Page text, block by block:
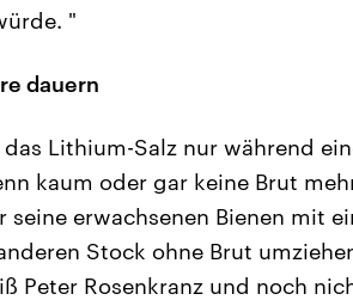
"
dauern
Lithium-Salz nur während
kaum oder gar keine Brut
seine erwachsenen Bienen mit
Stock ohne Brut
Peter Rosenkranz und noch